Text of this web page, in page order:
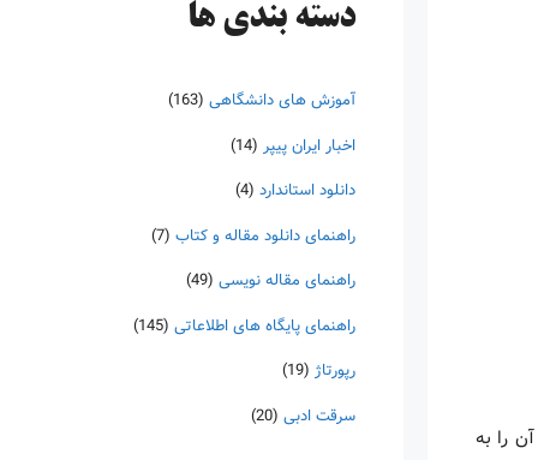
را به
دسته‌ بندی ها
آموزش های دانشگاهی (163)
اخبار ایران پیپر (14)
دانلود استاندارد (4)
راهنمای دانلود مقاله و کتاب (7)
راهنمای مقاله نویسی (49)
راهنمای پایگاه های اطلاعاتی (145)
رپورتاژ (19)
سرقت ادبی (20)